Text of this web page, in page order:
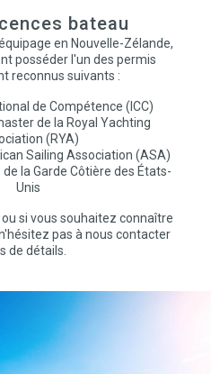
bateau
en Nouvelle-Zélande,
posséder l'un des permis
reconnus suivants :
de Compétence (ICC)
de la Royal Yachting
(RYA)
Sailing Association (ASA)
la Garde Côtière des États-
Unis
si vous souhaitez connaître
pas à nous contacter
de détails.